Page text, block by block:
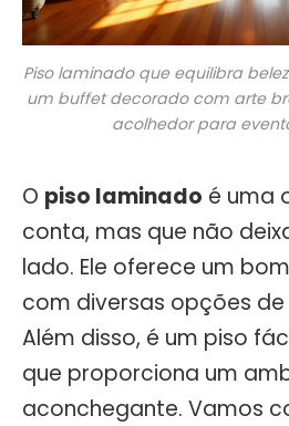
Piso laminado que equilibra
um buffet decorado com arte
acolhedor para
O piso laminado é uma
conta, mas que não
lado. Ele oferece um
com diversas opções
Além disso, é um piso
que proporciona um
aconchegante. Vamos